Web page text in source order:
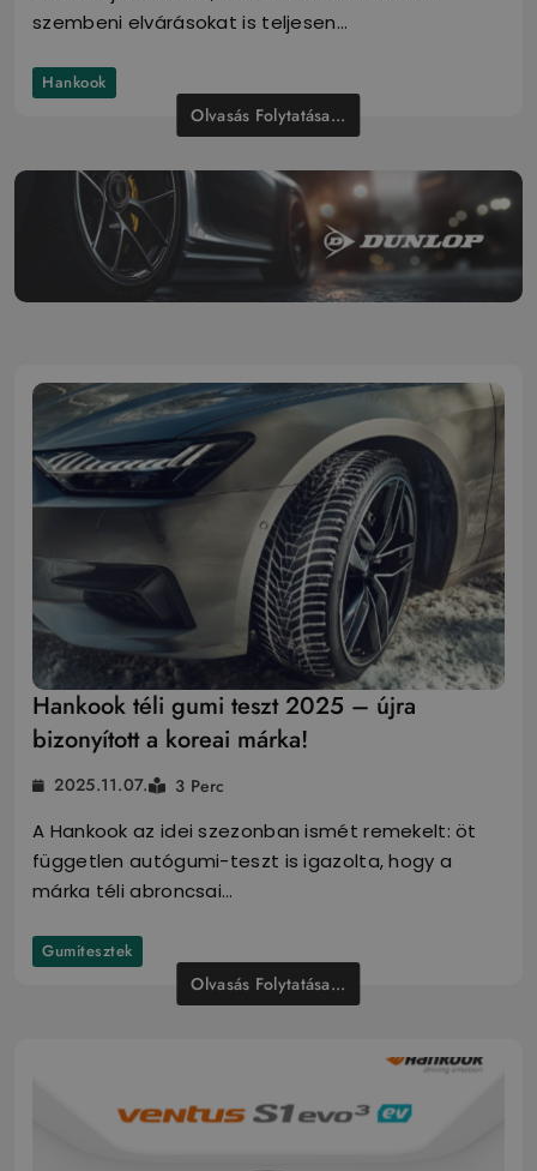
szembeni elvárásokat is teljesen…
Hankook
Olvasás Folytatása...
Hankook téli gumi teszt 2025 – újra
bizonyított a koreai márka!
2025.11.07. 3 Perc
A Hankook az idei szezonban ismét remekelt: öt
független autógumi-teszt is igazolta, hogy a
márka téli abroncsai…
Gumitesztek
Olvasás Folytatása...